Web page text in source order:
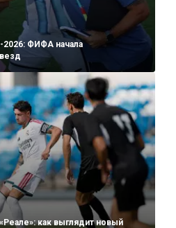
ФИФА начала
как выглядит новый